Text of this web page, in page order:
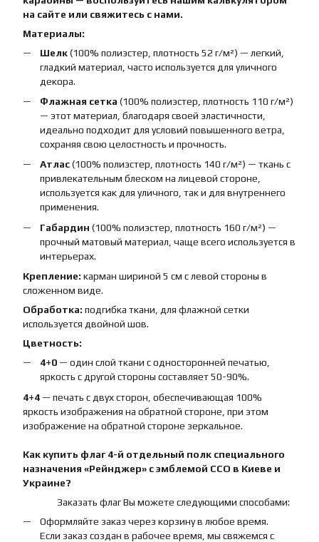
на сайте или свяжитесь с нами.
Материалы:
Шелк(100% полиэстер, плотность 52 г/м²) — легкий,
гладкий материал, часто используется для уличного
декора.
Флажная сетка (100% полиэстер, плотность 110 г/м²)
— этот материал, благодаря своей эластичности,
идеально подходит для условий повышенного ветра,
сохраняя свою целостность и прочность.
Атлас(100% полиэстер, плотность 140 г/м²) — ткань с
привлекательным блеском на лицевой стороне,
используется как для уличного, так и для внутреннего
применения.
Габардин (100% полиэстер, плотность 160 г/м²) —
прочный матовый материал, чаще всего используется в
интерьерах.
Крепление: карман шириной 5 см с левой стороны в
сложенном виде.
Обработка: подгибка ткани, для флажной сетки
используется двойной шов.
Цветность:
4+0 — один слой ткани с односторонней печатью,
яркость с другой стороны составляет 50-90%.
4+4 — печать с двух сторон, обеспечивающая 100%
яркость изображения на обратной стороне, при этом
изображение на обратной стороне зеркальное.
Как купить флаг 4-й отдельный полк специального
назначения «Рейнджер» с эмблемой ССО в Киеве и
Украине?
Заказать флаг Вы можете следующими способами:
Оформляйте заказ через корзину в любое время.
Если заказ создан в рабочее время, мы свяжемся с